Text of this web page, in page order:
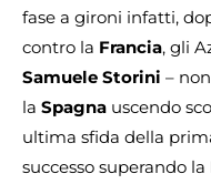
fase a gironi infatti,
contro la Francia, gli
Samuele Storini –
la Spagna uscendo
ultima sfida della
successo superando la